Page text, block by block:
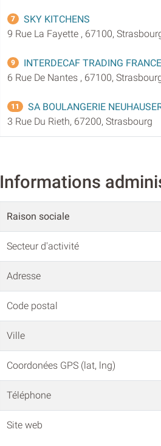
7
SKY KITCHENS
9 Rue La Fayette , 67100,
9
INTERDECAF TRADING FRANCE
6 Rue De Nantes , 67100,
11
SA BOULANGERIE
3 Rue Du Rieth, 67200, Strasbourg
Informations
Raison sociale
Secteur d'activité
Adresse
Code postal
Ville
Coordonées GPS (lat, lng)
Téléphone
Site web